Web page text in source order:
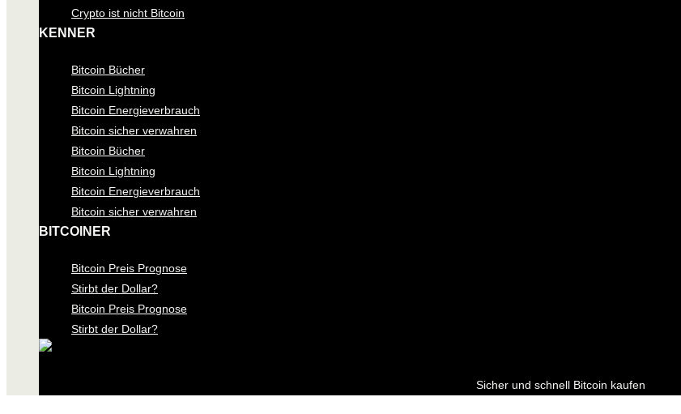
Crypto ist nicht Bitcoin
KENNER
Bitcoin Bücher
Bitcoin Lightning
Bitcoin Energieverbrauch
Bitcoin sicher verwahren
Bitcoin Bücher
Bitcoin Lightning
Bitcoin Energieverbrauch
Bitcoin sicher verwahren
BITCOINER
Bitcoin Preis Prognose
Stirbt der Dollar?
Bitcoin Preis Prognose
Stirbt der Dollar?
Sicher und schnell Bitcoin kaufen